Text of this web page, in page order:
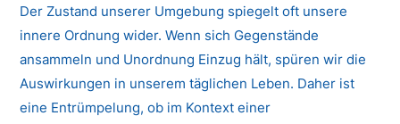
Der Zustand unserer Umgebung spiegelt oft unsere
innere Ordnung wider. Wenn sich Gegenstände
ansammeln und Unordnung Einzug hält, spüren wir die
Auswirkungen in unserem täglichen Leben. Daher ist
eine Entrümpelung, ob im Kontext einer